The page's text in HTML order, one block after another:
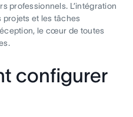
professionnels. L’intégration
et les tâches
le cœur de toutes
configurer